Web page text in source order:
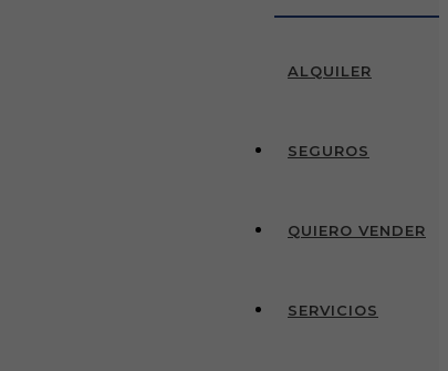
ALQUILER
SEGUROS
QUIERO VENDER
SERVICIOS